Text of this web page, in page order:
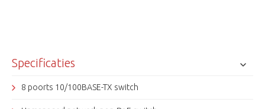
Specificaties
8 poorts 10/100BASE-TX switch